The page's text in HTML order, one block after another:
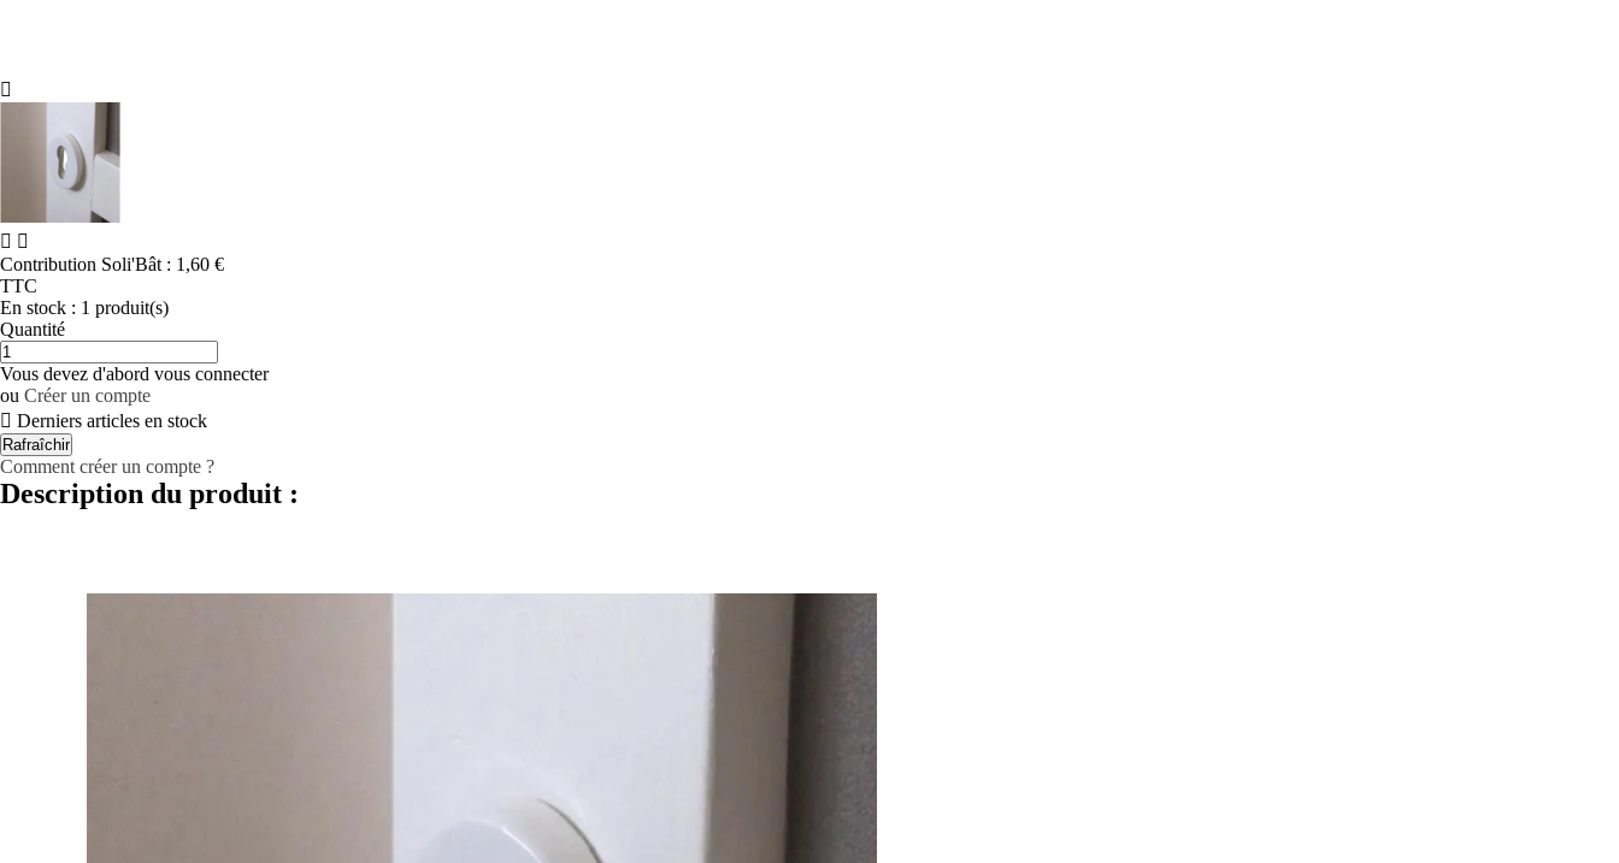

 
Contribution Soli'Bât : 1,60 €
TTC
En stock : 1 produit(s)
Quantité
Vous devez d'abord vous connecter
ou Créer un compte
 Derniers articles en stock
Comment créer un compte ?
Description du produit :